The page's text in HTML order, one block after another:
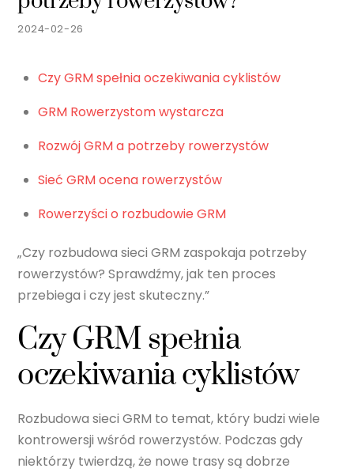
2024-02-26
Czy GRM spełnia oczekiwania cyklistów
GRM Rowerzystom wystarcza
Rozwój GRM a potrzeby rowerzystów
Sieć GRM ocena rowerzystów
Rowerzyści o rozbudowie GRM
„Czy rozbudowa sieci GRM zaspokaja potrzeby
rowerzystów? Sprawdźmy, jak ten proces
przebiega i czy jest skuteczny.”
Czy GRM spełnia
oczekiwania cyklistów
Rozbudowa sieci GRM to temat, który budzi wiele
kontrowersji wśród rowerzystów. Podczas gdy
niektórzy twierdzą, że nowe trasy są dobrze